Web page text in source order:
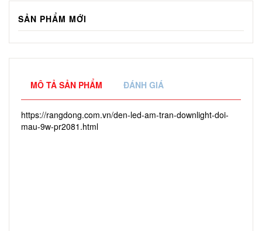
SẢN PHẨM MỚI
MÔ TẢ SẢN PHẨM ĐÁNH GIÁ
https://rangdong.com.vn/den-led-am-tran-downlight-doi-
mau-9w-pr2081.html